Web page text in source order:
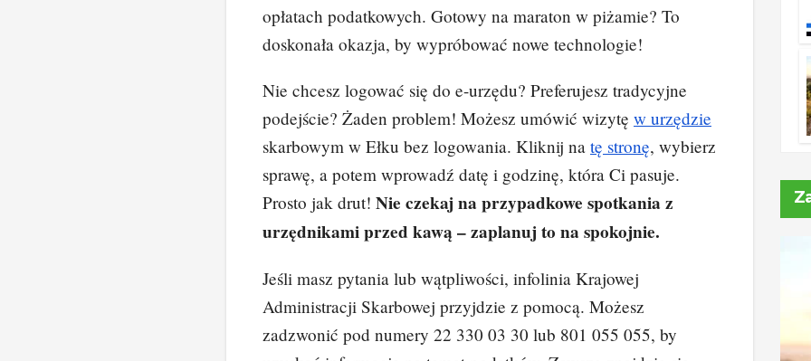
opłatach podatkowych. Gotowy na maraton w piżamie? To
doskonała okazja, by wypróbować nowe technologie!
Nie chcesz logować się do e-urzędu? Preferujesz tradycyjne
podejście? Żaden problem! Możesz umówić wizytę w urzędzie
skarbowym w Ełku bez logowania. Kliknij na tę stronę, wybierz
sprawę, a potem wprowadź datę i godzinę, która Ci pasuje.
Prosto jak drut! Nie czekaj na przypadkowe spotkania z
urzędnikami przed kawą – zaplanuj to na spokojnie.
Jeśli masz pytania lub wątpliwości, infolinia Krajowej
Administracji Skarbowej przyjdzie z pomocą. Możesz
zadzwonić pod numery 22 330 03 30 lub 801 055 055, by